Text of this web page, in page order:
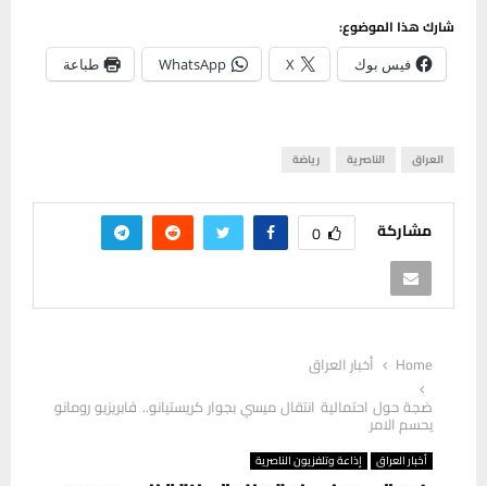
شارك هذا الموضوع:
فيس بوك X
WhatsApp طباعة
العراق الناصرية رياضة
مشاركة 0
Home
أخبار العراق
ضجة حول احتمالية انتقال ميسي بجوار كريستيانو.. فابريزيو رومانو
يحسم الامر
أخبار العراق إذاعة وتلفزيون الناصرية